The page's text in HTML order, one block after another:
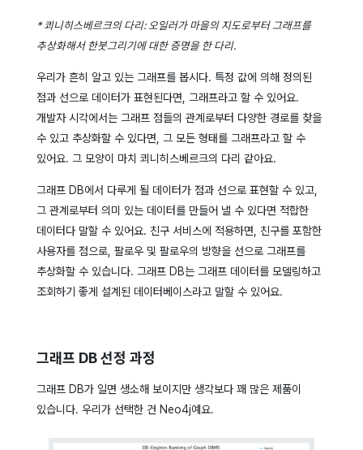
* 쾨니히스베르크의 다리: 오일러가 마을의 지도로부터 그래프를
추상화해서 한붓그리기에 대한 증명을 한 다리.
우리가 흔히 알고 있는 그래프를 봅시다. 특정 값에 의해 정의된
점과 선으로 데이터가 표현된다면, 그래프라고 할 수 있어요.
개발자 시각에서는 그래프 점들의 관계로부터 다양한 경로를 찾을
수 있고 추상화할 수 있다면, 그 모든 형태를 그래프라고 할 수
있어요. 그 모양이 마치 쾨니히스베르크의 다리 같아요.
그래프 DB에서 다루게 될 데이터가 점과 선으로 표현할 수 있고,
그 관계로부터 의미 있는 데이터를 만들어 낼 수 있다면 적합한
데이터다 말할 수 있어요. 친구 서비스에 적용하면, 친구를 포함한
사용자를 점으로, 팔로우 및 팔로우의 방향을 선으로 그래프를
추상화할 수 있습니다. 그래프 DB는 그래프 데이터를 모델링하고
조회하기 좋게 설계된 데이터베이스라고 말할 수 있어요.
그래프 DB 선정 과정
그래프 DB가 일면 생소해 보이지만 생각보다 꽤 많은 제품이
있습니다. 우리가 선택한 건 Neo4j예요.